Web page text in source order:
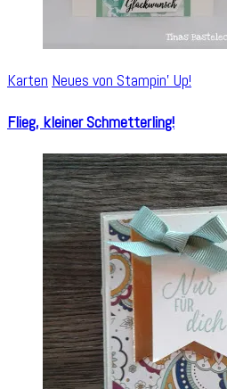
Karten Neues von Stampin' Up!
Flieg, kleiner Schmetterling!